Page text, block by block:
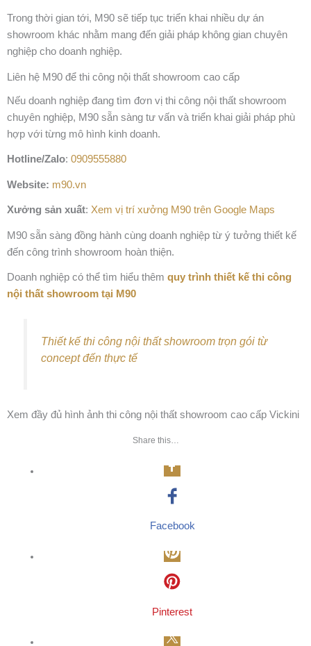
Trong thời gian tới, M90 sẽ tiếp tục triển khai nhiều dự án
showroom khác nhằm mang đến giải pháp không gian chuyên
nghiệp cho doanh nghiệp.
Liên hệ M90 để thi công nội thất showroom cao cấp
Nếu doanh nghiệp đang tìm đơn vị thi công nội thất showroom
chuyên nghiệp, M90 sẵn sàng tư vấn và triển khai giải pháp phù
hợp với từng mô hình kinh doanh.
Hotline/Zalo: 0909555880
Website: m90.vn
Xưởng sản xuất: Xem vị trí xưởng M90 trên Google Maps
M90 sẵn sàng đồng hành cùng doanh nghiệp từ ý tưởng thiết kế
đến công trình showroom hoàn thiện.
Doanh nghiệp có thể tìm hiểu thêm quy trình thiết kế thi công
nội thất showroom tại M90
Thiết kế thi công nội thất showroom trọn gói từ
concept đến thực tế
Xem đầy đủ hình ảnh thi công nội thất showroom cao cấp Vickini
Share this…
Facebook
Pinterest